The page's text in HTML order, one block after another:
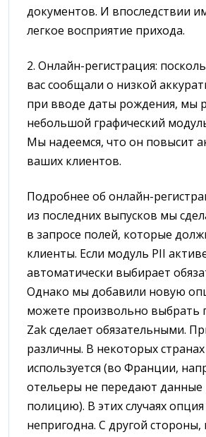
документов. И впоследствии
легкое восприятие прихода.
2. Онлайн-регистрация:
вас сообщали о низкой
при вводе даты рождения, мы
небольшой графический
Мы надеемся, что он повысит
ваших клиентов.
Подробнее об онлайн-
из последних выпусков мы
в запросе полей, которые
клиенты. Если модуль PII
автоматически выбирает
Однако мы добавили новую
можете произвольно выбрать
Zak сделает обязательными.
различны. В некоторых
используется (во Франции,
отельеры не передают данные
полицию). В этих случаях
непригодна. С другой стороны,